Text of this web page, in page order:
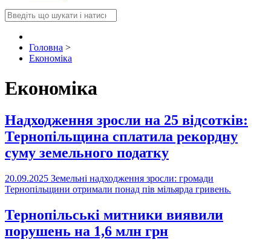
Головна >
Економіка
Економіка
Надходження зросли на 25 відсотків:
Тернопільщина сплатила рекордну
суму земельного податку
20.09.2025 Земельні надходження зросли: громади
Тернопільщини отримали понад пів мільярда гривень.
Тернопільські митники виявили
порушень на 1,6 млн грн